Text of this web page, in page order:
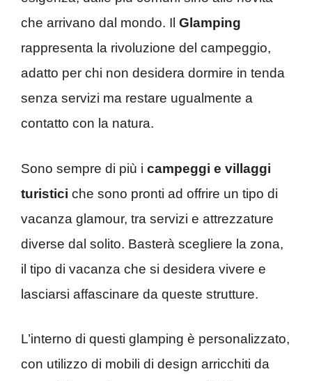
che arrivano dal mondo. Il Glamping
rappresenta la rivoluzione del campeggio,
adatto per chi non desidera dormire in tenda
senza servizi ma restare ugualmente a
contatto con la natura.
Sono sempre di più i campeggi e villaggi
turistici che sono pronti ad offrire un tipo di
vacanza glamour, tra servizi e attrezzature
diverse dal solito. Basterà scegliere la zona,
il tipo di vacanza che si desidera vivere e
lasciarsi affascinare da queste strutture.
L’interno di questi glamping è personalizzato,
con utilizzo di mobili di design arricchiti da